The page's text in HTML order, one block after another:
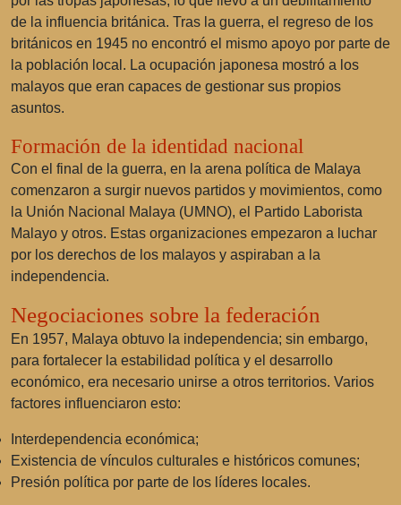
de la influencia británica. Tras la guerra, el regreso de los
británicos en 1945 no encontró el mismo apoyo por parte de
la población local. La ocupación japonesa mostró a los
malayos que eran capaces de gestionar sus propios
asuntos.
Formación de la identidad nacional
Con el final de la guerra, en la arena política de Malaya
comenzaron a surgir nuevos partidos y movimientos, como
la Unión Nacional Malaya (UMNO), el Partido Laborista
Malayo y otros. Estas organizaciones empezaron a luchar
por los derechos de los malayos y aspiraban a la
independencia.
Negociaciones sobre la federación
En 1957, Malaya obtuvo la independencia; sin embargo,
para fortalecer la estabilidad política y el desarrollo
económico, era necesario unirse a otros territorios. Varios
factores influenciaron esto:
Interdependencia económica;
Existencia de vínculos culturales e históricos comunes;
Presión política por parte de los líderes locales.